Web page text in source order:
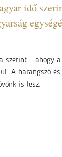
idő
szerint – ahogy
A harangszó
is lesz.